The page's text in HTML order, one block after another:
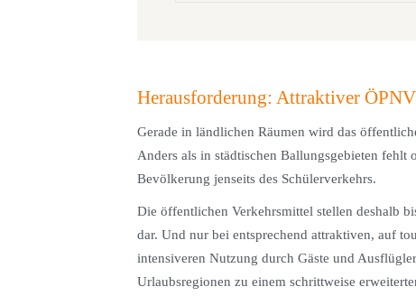
Herausforderung: Attraktiver
Gerade in ländlichen Räumen wird das
Anders als in städtischen Ballungsgebieten fehlt
Bevölkerung jenseits des Schülerverkehrs.
Die öffentlichen Verkehrsmittel stellen deshalb
dar. Und nur bei entsprechend attraktiven, auf
intensiveren Nutzung durch Gäste und
Urlaubsregionen zu einem schrittweise